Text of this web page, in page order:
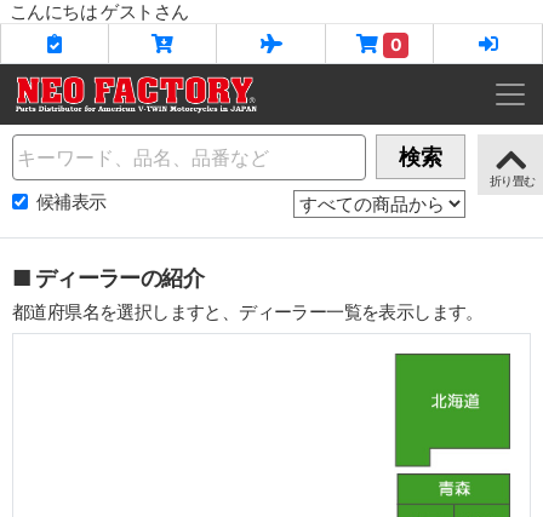
こんにちは ゲストさん
0
Name 検索
候補表示
■ ディーラーの紹介
都道府県名を選択しますと、ディーラー一覧を表示します。